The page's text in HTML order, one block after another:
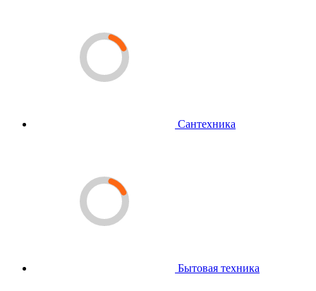
Сантехника
Бытовая техника